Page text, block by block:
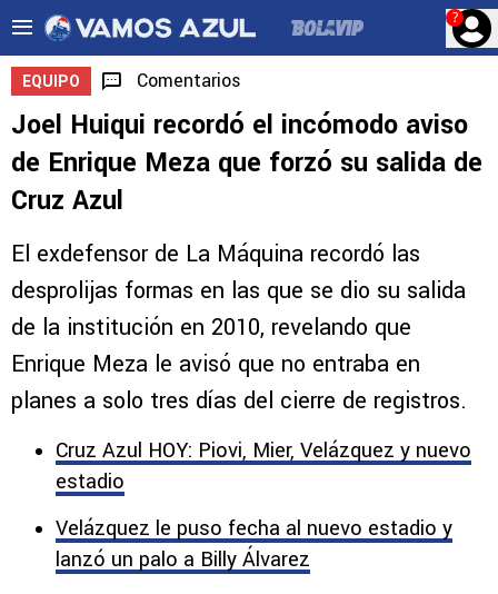
?
EQUIPO Comentarios
Joel Huiqui recordó el incómodo aviso
de Enrique Meza que forzó su salida de
Cruz Azul
El exdefensor de La Máquina recordó las
desprolijas formas en las que se dio su salida
de la institución en 2010, revelando que
Enrique Meza le avisó que no entraba en
planes a solo tres días del cierre de registros.
Cruz Azul HOY: Piovi, Mier, Velázquez y nuevo
estadio
Velázquez le puso fecha al nuevo estadio y
lanzó un palo a Billy Álvarez